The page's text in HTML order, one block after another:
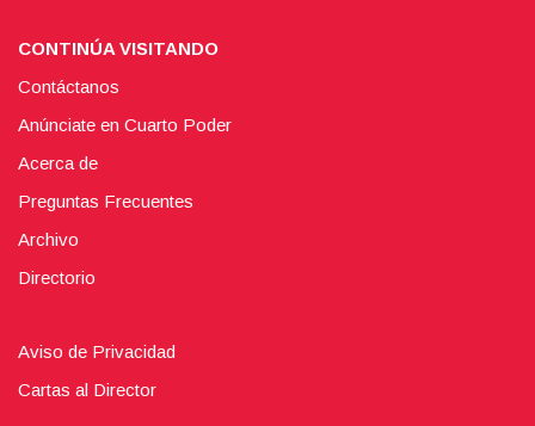
CONTINÚA VISITANDO
Contáctanos
Anúnciate en Cuarto Poder
Acerca de
Preguntas Frecuentes
Archivo
Directorio
Aviso de Privacidad
Cartas al Director